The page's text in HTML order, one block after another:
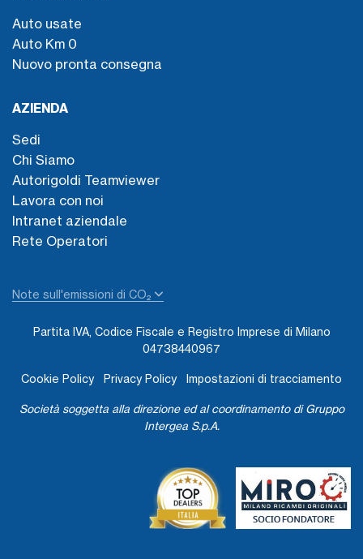
Auto usate
Auto Km 0
Nuovo pronta consegna
AZIENDA
Sedi
Chi Siamo
Autorigoldi Teamviewer
Lavora con noi
Intranet aziendale
Rete Operatori
Note sull'emissioni di CO₂
Partita IVA, Codice Fiscale e Registro Imprese di Milano
04738440967
Cookie Policy Privacy Policy Impostazioni di tracciamento
Società soggetta alla direzione ed al coordinamento di Gruppo
Intergea S.p.A.